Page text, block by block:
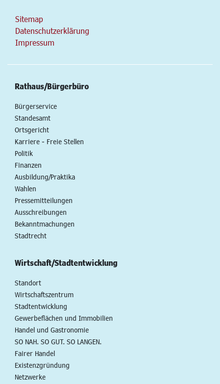
Sitemap
Datenschutzerklärung
Impressum
Rathaus/Bürgerbüro
Bürgerservice
Standesamt
Ortsgericht
Karriere - Freie Stellen
Politik
Finanzen
Ausbildung/Praktika
Wahlen
Pressemitteilungen
Ausschreibungen
Bekanntmachungen
Stadtrecht
Wirtschaft/Stadtentwicklung
Standort
Wirtschaftszentrum
Stadtentwicklung
Gewerbeflächen und Immobilien
Handel und Gastronomie
SO NAH. SO GUT. SO LANGEN.
Fairer Handel
Existenzgründung
Netzwerke